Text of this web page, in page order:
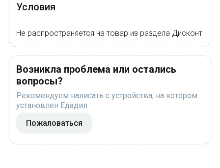
Условия
Не распространяется на товар из раздела Дисконт
Возникла проблема или остались
вопросы?
Рекомендуем написать с устройства, на котором
установлен Едадил
Пожаловаться